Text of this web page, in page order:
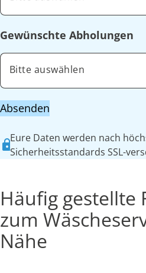
Gewünschte Abholungen
Bitte auswählen
Absenden
Eure Daten werden nach
Sicherheitsstandards SSL-
Häufig gestellte
zum
Nähe